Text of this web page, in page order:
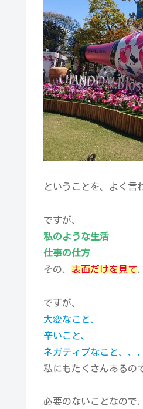
ということを、よく言
ですが、
私のような生活
仕事の仕方
その、 表面だけを見て
ですが、
大変なこと、
辛いこと、
ネガティブなこと、、、
私にもたくさんあるの
必要のないことなので